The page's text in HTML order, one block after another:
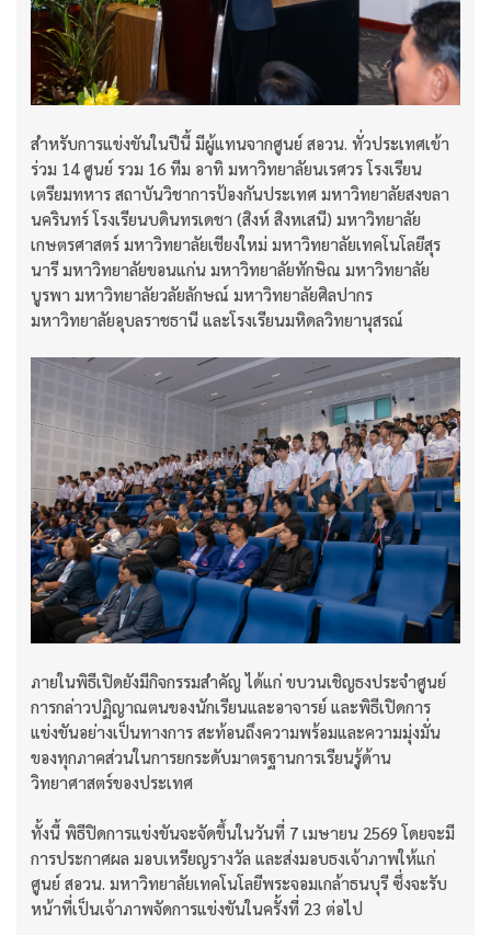
สำหรับการแข่งขันในปีนี้ มีผู้แทนจากศูนย์ สอวน. ทั่วประเทศเข้า
ร่วม 14 ศูนย์ รวม 16 ทีม อาทิ มหาวิทยาลัยนเรศวร โรงเรียน
เตรียมทหาร สถาบันวิชาการป้องกันประเทศ มหาวิทยาลัยสงขลา
นครินทร์ โรงเรียนบดินทรเดชา (สิงห์ สิงหเสนี) มหาวิทยาลัย
เกษตรศาสตร์ มหาวิทยาลัยเชียงใหม่ มหาวิทยาลัยเทคโนโลยีสุร
นารี มหาวิทยาลัยขอนแก่น มหาวิทยาลัยทักษิณ มหาวิทยาลัย
บูรพา มหาวิทยาลัยวลัยลักษณ์ มหาวิทยาลัยศิลปากร
มหาวิทยาลัยอุบลราชธานี และโรงเรียนมหิดลวิทยานุสรณ์
ภายในพิธีเปิดยังมีกิจกรรมสำคัญ ได้แก่ ขบวนเชิญธงประจำศูนย์
การกล่าวปฏิญาณตนของนักเรียนและอาจารย์ และพิธีเปิดการ
แข่งขันอย่างเป็นทางการ สะท้อนถึงความพร้อมและความมุ่งมั่น
ของทุกภาคส่วนในการยกระดับมาตรฐานการเรียนรู้ด้าน
วิทยาศาสตร์ของประเทศ
ทั้งนี้ พิธีปิดการแข่งขันจะจัดขึ้นในวันที่ 7 เมษายน 2569 โดยจะมี
การประกาศผล มอบเหรียญรางวัล และส่งมอบธงเจ้าภาพให้แก่
ศูนย์ สอวน. มหาวิทยาลัยเทคโนโลยีพระจอมเกล้าธนบุรี ซึ่งจะรับ
หน้าที่เป็นเจ้าภาพจัดการแข่งขันในครั้งที่ 23 ต่อไป